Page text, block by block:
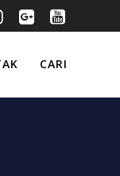
CARI